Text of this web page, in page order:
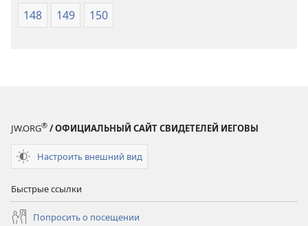
148
149 150
JW.ORG® / ОФИЦИАЛЬНЫЙ САЙТ СВИДЕТЕЛЕЙ ИЕГОВЫ
Настроить внешний вид
Быстрые ссылки
Попросить о посещении